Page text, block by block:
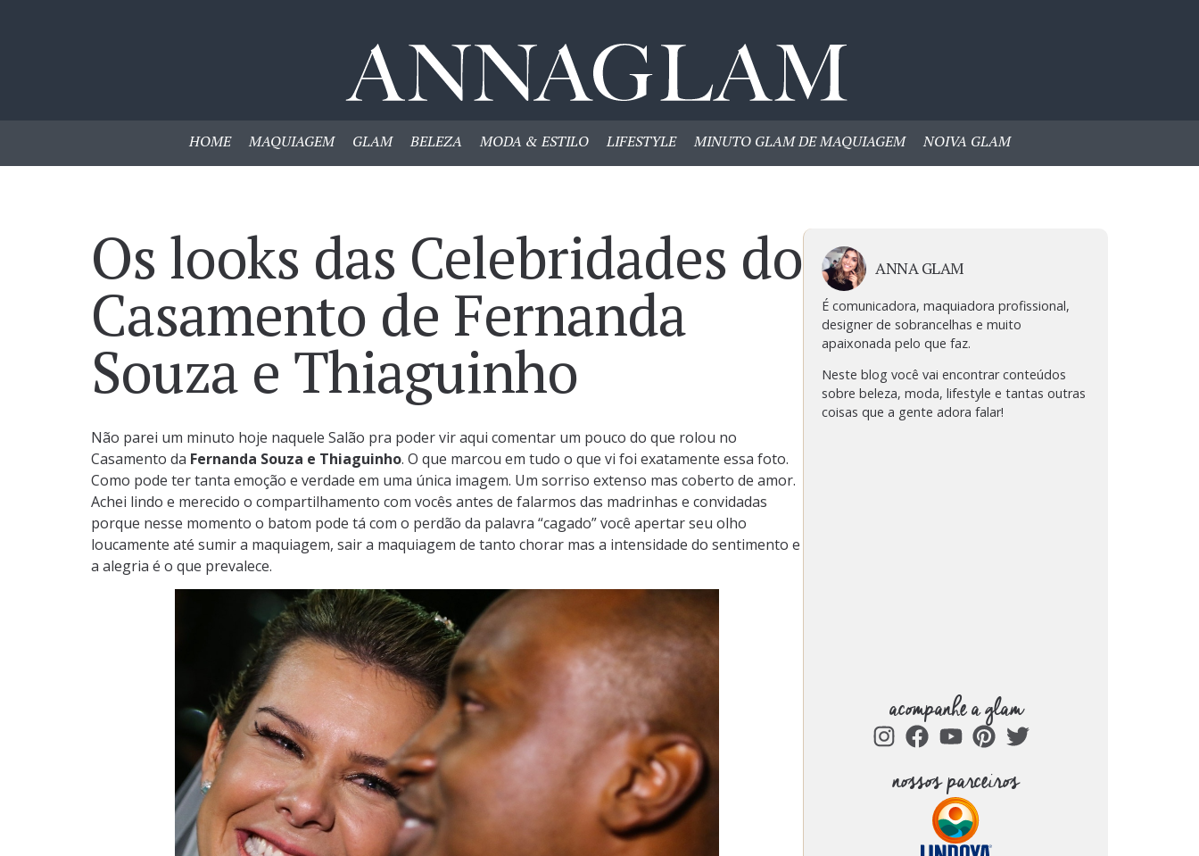
HOME MAQUIAGEM GLAM BELEZA MODA & ESTILO LIFESTYLE MINUTO GLAM DE MAQUIAGEM NOIVA GLAM
Os looks das Celebridades do
Casamento de Fernanda
Souza e Thiaguinho
Não parei um minuto hoje naquele Salão pra poder vir aqui comentar um pouco do que rolou no
Casamento da Fernanda Souza e Thiaguinho. O que marcou em tudo o que vi foi exatamente essa foto.
Como pode ter tanta emoção e verdade em uma única imagem. Um sorriso extenso mas coberto de amor.
Achei lindo e merecido o compartilhamento com vocês antes de falarmos das madrinhas e convidadas
porque nesse momento o batom pode tá com o perdão da palavra “cagado” você apertar seu olho
loucamente até sumir a maquiagem, sair a maquiagem de tanto chorar mas a intensidade do sentimento e
a alegria é o que prevalece.
ANNA GLAM
É comunicadora, maquiadora profissional,
designer de sobrancelhas e muito
apaixonada pelo que faz.
Neste blog você vai encontrar conteúdos
sobre beleza, moda, lifestyle e tantas outras
coisas que a gente adora falar!
acompanhe a glam
nossos parceiros